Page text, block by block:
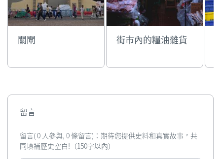
關閘 街市內的糧油雜貨
留言
留言( 0 人參與, 0 條留言)：期待您提供史料和真實故事，共
同填補歷史空白!（150字以內）